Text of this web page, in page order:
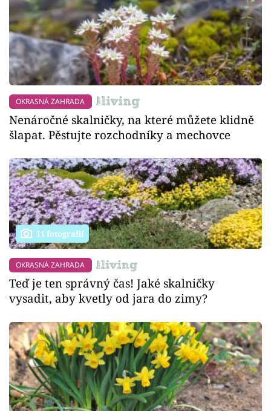
OKRASNÁ ZAHRADA
Nenáročné skalničky, na které můžete klidně
šlapat. Pěstujte rozchodníky a mechovce
11 fotografií
OKRASNÁ ZAHRADA
Teď je ten správný čas! Jaké skalničky
vysadit, aby kvetly od jara do zimy?